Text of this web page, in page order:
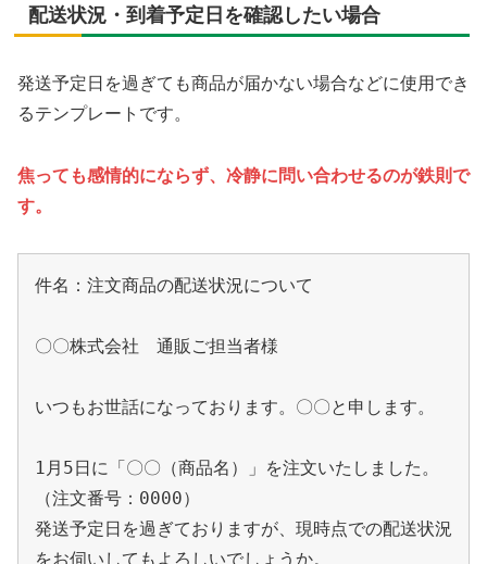
配送状況・到着予定日を確認したい場合
発送予定日を過ぎても商品が届かない場合などに使用でき
るテンプレートです。
焦っても感情的にならず、冷静に問い合わせるのが鉄則で
す。
件名：注文商品の配送状況について
〇〇株式会社　通販ご担当者様
いつもお世話になっております。〇〇と申します。
1月5日に「〇〇（商品名）」を注文いたしました。
（注文番号：0000）
発送予定日を過ぎておりますが、現時点での配送状況
をお伺いしてもよろしいでしょうか。